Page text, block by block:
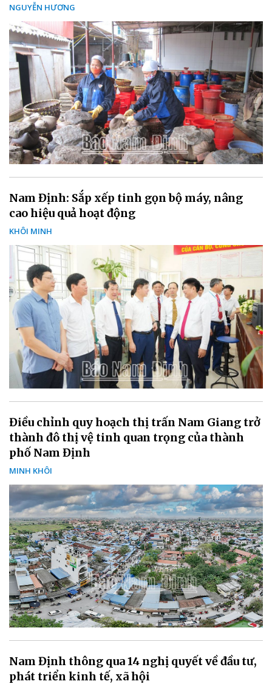
NGUYỄN HƯƠNG
Nam Định: Sắp xếp tinh gọn bộ máy, nâng
cao hiệu quả hoạt động
KHÔI MINH
Điều chỉnh quy hoạch thị trấn Nam Giang trở
thành đô thị vệ tinh quan trọng của thành
phố Nam Định
MINH KHÔI
Nam Định thông qua 14 nghị quyết về đầu tư,
phát triển kinh tế, xã hội